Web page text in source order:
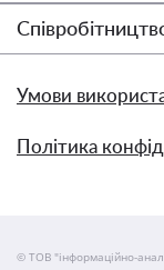
Умови
Політика
© ТОВ "інформаційно-